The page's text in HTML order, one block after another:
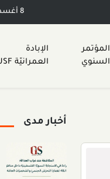
8 أغسطس 2026
المؤتمر
السنوي
الإبادة
العمرانيّة USF
أخبار مدى